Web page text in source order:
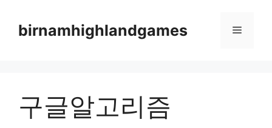
contentbirnamhighlandgames Menu
구글알고리즘